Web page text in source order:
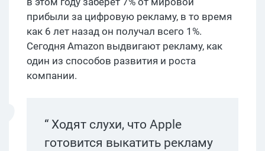
прибыли за цифровую рекламу, в то время
как 6 лет назад он получал всего 1%.
Сегодня Amazon выдвигают рекламу, как
один из способов развития и роста
компании.
“ Ходят слухи, что Apple
готовится выкатить рекламу